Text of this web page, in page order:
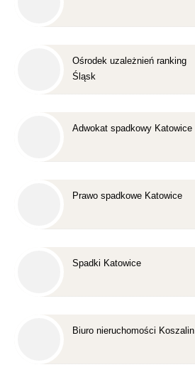
Ośrodek uzależnień ranking
Śląsk
Adwokat spadkowy Katowice
Prawo spadkowe Katowice
Spadki Katowice
Biuro nieruchomości Koszalin